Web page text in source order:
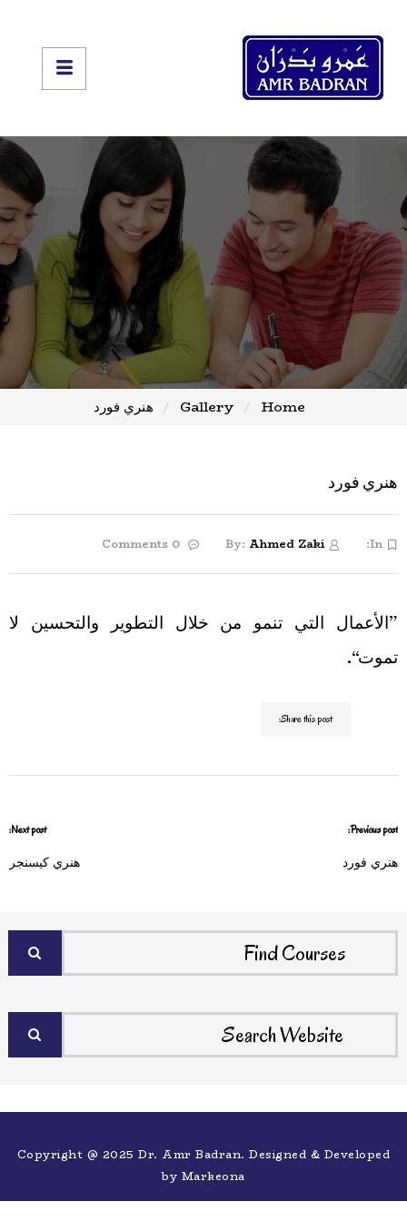
Home
Gallery هنري فورد
هنري فورد
In:
By: Ahmed Zaki
”الأعمال التي تنمو من خلال التطوير والتحسين لا
تموت“.
Share this post:
Previous post:
هنري فورد
Next post:
هنري كيسنجر
Copyright @ 2025 Dr. Amr Badran. Designed & Developed
by Markeona